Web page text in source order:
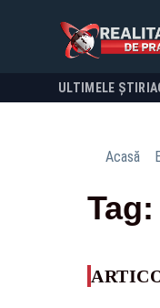
ULTIMELE ȘTIRI
Acasă